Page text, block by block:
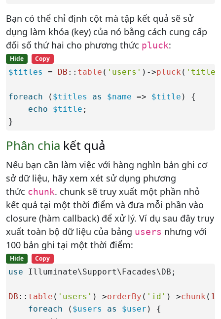
Bạn có thể chỉ định cột mà tập kết quả sẽ sử
dụng làm khóa (key) của nó bằng cách cung cấp
đối số thứ hai cho phương thức pluck:
Hide Copy
$titles = DB :: table ( 'users' )->pluck ( 'title'
foreach ( $titles as $name => $title ) {
echo
$title ;
}
Phân chia kết quả
Nếu bạn cần làm việc với hàng nghìn bản ghi cơ
sở dữ liệu, hãy xem xét sử dụng phương
thức chunk. chunk sẽ truy xuất một phần nhỏ
kết quả tại một thời điểm và đưa mỗi phần vào
closure (hàm callback) để xử lý. Ví dụ sau đây truy
xuất toàn bộ dữ liệu của bảng users nhưng với
100 bản ghi tại một thời điểm:
Hide Copy
use Illuminate\Support\Facades\DB;
DB :: table ( 'users' )->orderBy ( 'id' )->chunk (
foreach ( $users as $user ) {